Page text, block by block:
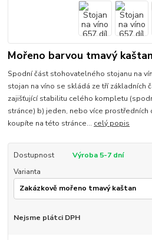
Mořeno barvou tmavý kaštan
Spodní část stohovatelného stojanu na
stojan na víno se skládá ze tří základních
zajišťující stabilitu celého kompletu
stránce) b) jeden, nebo více
koupíte na této stránce... celý popis
Dostupnost
Výroba 5-7 dní
Varianta
Nejsme plátci DPH